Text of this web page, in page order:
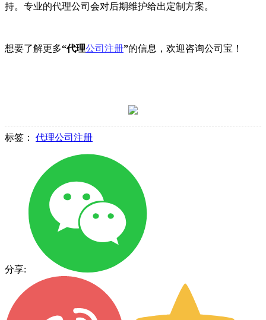
持。专业的代理公司会对后期维护给出定制方案。
想要了解更多“代理公司注册”的信息，欢迎咨询公司宝！
标签： 代理公司注册
分享: